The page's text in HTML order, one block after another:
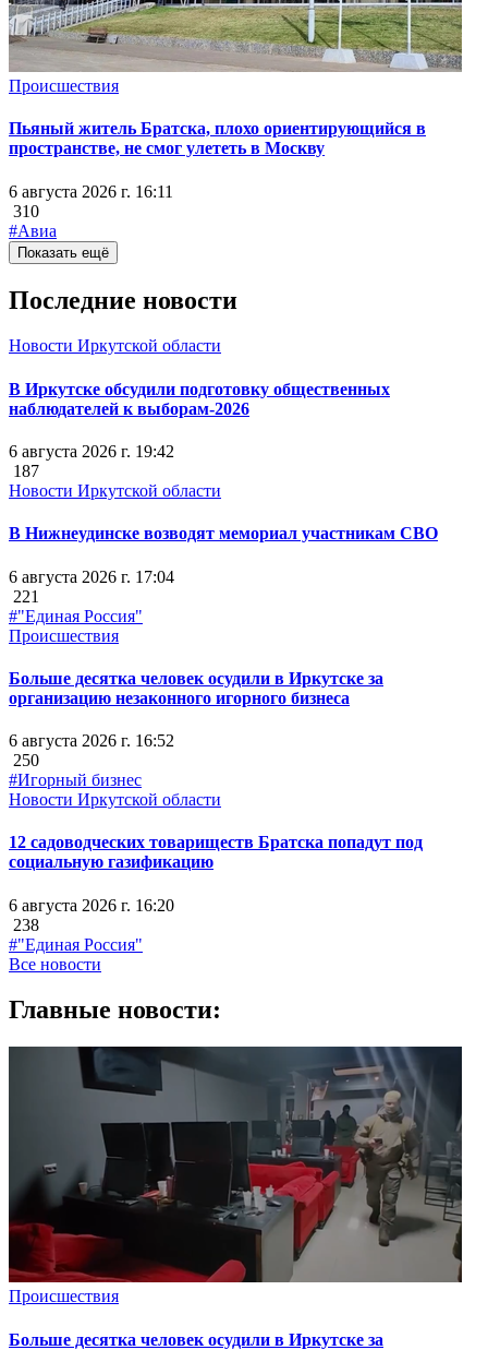
Происшествия
Пьяный житель Братска, плохо ориентирующийся в
пространстве, не смог улететь в Москву
6 августа 2026 г. 16:11
310
#Авиа
Показать ещё
Последние новости
Новости Иркутской области
В Иркутске обсудили подготовку общественных
наблюдателей к выборам-2026
6 августа 2026 г. 19:42
187
Новости Иркутской области
В Нижнеудинске возводят мемориал участникам СВО
6 августа 2026 г. 17:04
221
#"Единая Россия"
Происшествия
Больше десятка человек осудили в Иркутске за
организацию незаконного игорного бизнеса
6 августа 2026 г. 16:52
250
#Игорный бизнес
Новости Иркутской области
12 садоводческих товариществ Братска попадут под
социальную газификацию
6 августа 2026 г. 16:20
238
#"Единая Россия"
Все новости
Главные новости:
Происшествия
Больше десятка человек осудили в Иркутске за